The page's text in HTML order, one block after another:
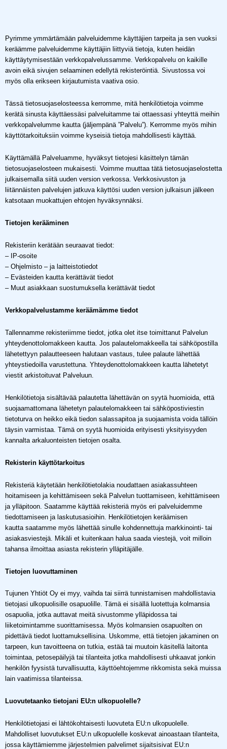
Pyrimme ymmärtämään palveluidemme käyttäjien tarpeita ja sen vuoksi
keräämme palveluidemme käyttäjiin liittyviä tietoja, kuten heidän
käyttäytymisestään verkkopalvelussamme. Verkkopalvelu on kaikille
avoin eikä sivujen selaaminen edellytä rekisteröintiä. Sivustossa voi
myös olla erikseen kirjautumista vaativa osio.
Tässä tietosuojaselosteessa kerromme, mitä henkilötietoja voimme
kerätä sinusta käyttäessäsi palveluitamme tai ottaessasi yhteyttä meihin
verkkopalvelumme kautta (jäljempänä ”Palvelu”). Kerromme myös mihin
käyttötarkoituksiin voimme kyseisiä tietoja mahdollisesti käyttää.
Käyttämällä Palveluamme, hyväksyt tietojesi käsittelyn tämän
tietosuojaselosteen mukaisesti. Voimme muuttaa tätä tietosuojaselostetta
julkaisemalla siitä uuden version verkossa. Verkkosivuston ja
liitännäisten palvelujen jatkuva käyttösi uuden version julkaisun jälkeen
katsotaan muokattujen ehtojen hyväksynnäksi.
Tietojen kerääminen
Rekisteriin kerätään seuraavat tiedot:
– IP-osoite
– Ohjelmisto – ja laitteistotiedot
– Evästeiden kautta kerättävät tiedot
– Muut asiakkaan suostumuksella kerättävät tiedot
Verkkopalvelustamme keräämämme tiedot
Tallennamme rekisteriimme tiedot, jotka olet itse toimittanut Palvelun
yhteydenottolomakkeen kautta. Jos palautelomakkeella tai sähköpostilla
lähetettyyn palautteeseen halutaan vastaus, tulee palaute lähettää
yhteystiedoilla varustettuna. Yhteydenottolomakkeen kautta lähetetyt
viestit arkistoituvat Palveluun.
Henkilötietoja sisältävää palautetta lähettävän on syytä huomioida, että
suojaamattomana lähetetyn palautelomakkeen tai sähköpostiviestin
tietoturva on heikko eikä tiedon salassapitoa ja suojaamista voida tällöin
täysin varmistaa. Tämä on syytä huomioida erityisesti yksityisyyden
kannalta arkaluonteisten tietojen osalta.
Rekisterin käyttötarkoitus
Rekisteriä käytetään henkilötietolakia noudattaen asiakassuhteen
hoitamiseen ja kehittämiseen sekä Palvelun tuottamiseen, kehittämiseen
ja ylläpitoon. Saatamme käyttää rekisteriä myös eri palveluidemme
tiedottamiseen ja laskutusasioihin. Henkilötietojen keräämisen
kautta saatamme myös lähettää sinulle kohdennettuja markkinointi- tai
asiakasviestejä. Mikäli et kuitenkaan halua saada viestejä, voit milloin
tahansa ilmoittaa asiasta rekisterin ylläpitäjälle.
Tietojen luovuttaminen
Tujunen Yhtiöt Oy ei myy, vaihda tai siirrä tunnistamisen mahdollistavia
tietojasi ulkopuolisille osapuolille. Tämä ei sisällä luotettuja kolmansia
osapuolia, jotka auttavat meitä sivustomme ylläpidossa tai
liiketoimintamme suorittamisessa. Myös kolmansien osapuolten on
pidettävä tiedot luottamuksellisina. Uskomme, että tietojen jakaminen on
tarpeen, kun tavoitteena on tutkia, estää tai muutoin käsitellä laitonta
toimintaa, petosepäilyjä tai tilanteita jotka mahdollisesti uhkaavat jonkin
henkilön fyysistä turvallisuutta, käyttöehtojemme rikkomista sekä muissa
lain vaatimissa tilanteissa.
Luovutetaanko tietojani EU:n ulkopuolelle?
Henkilötietojasi ei lähtökohtaisesti luovuteta EU:n ulkopuolelle.
Mahdolliset luovutukset EU:n ulkopuolelle koskevat ainoastaan tilanteita,
jossa käyttämiemme järjestelmien palvelimet sijaitsisivat EU:n